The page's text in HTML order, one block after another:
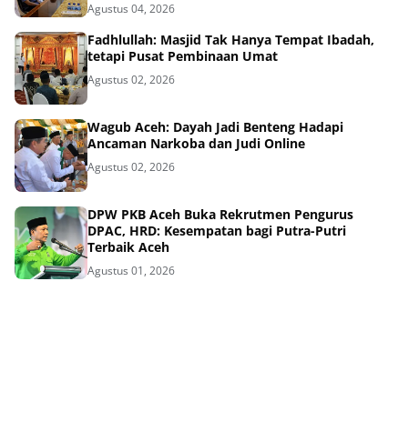
Agustus 04, 2026
Fadhlullah: Masjid Tak Hanya Tempat Ibadah,
tetapi Pusat Pembinaan Umat
Agustus 02, 2026
Wagub Aceh: Dayah Jadi Benteng Hadapi
Ancaman Narkoba dan Judi Online
Agustus 02, 2026
DPW PKB Aceh Buka Rekrutmen Pengurus
DPAC, HRD: Kesempatan bagi Putra-Putri
Terbaik Aceh
Agustus 01, 2026